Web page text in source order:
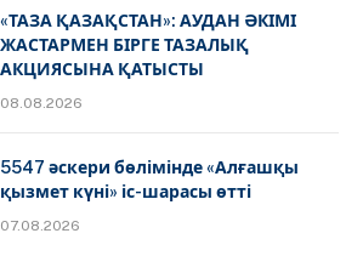
«ТАЗА ҚАЗАҚСТАН»: АУДАН ӘКІМІ
ЖАСТАРМЕН БІРГЕ ТАЗАЛЫҚ
АКЦИЯСЫНА ҚАТЫСТЫ
08.08.2026
5547 әскери бөлімінде «Алғашқы
қызмет күні» іс-шарасы өтті
07.08.2026